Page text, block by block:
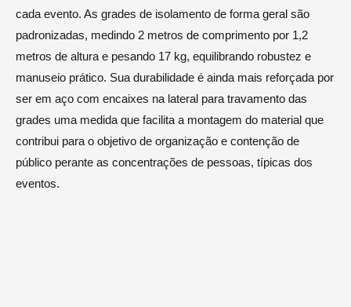
cada evento. As grades de isolamento de forma geral são
padronizadas, medindo 2 metros de comprimento por 1,2
metros de altura e pesando 17 kg, equilibrando robustez e
manuseio prático. Sua durabilidade é ainda mais reforçada por
ser em aço com encaixes na lateral para travamento das
grades uma medida que facilita a montagem do material que
contribui para o objetivo de organização e contenção de
público perante as concentrações de pessoas, típicas dos
eventos.